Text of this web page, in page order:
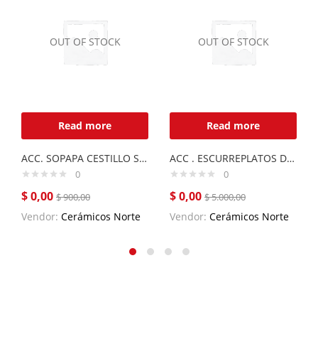
OUT OF STOCK
Read more
ACC. SOPAPA CESTILLO SUELTA SOCESU
0
$0,00 $900,00
Vendor: Cerámicos Norte
OUT OF STOCK
Read more
ACC . ESCURREPLATOS DE ACERO INOX.
0
$0,00 $5.000,00
Vendor: Cerámicos Norte